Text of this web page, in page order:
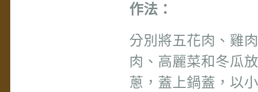
作法：
分別將五花肉、雞
肉、高麗菜和冬瓜
蔥，蓋上鍋蓋，以